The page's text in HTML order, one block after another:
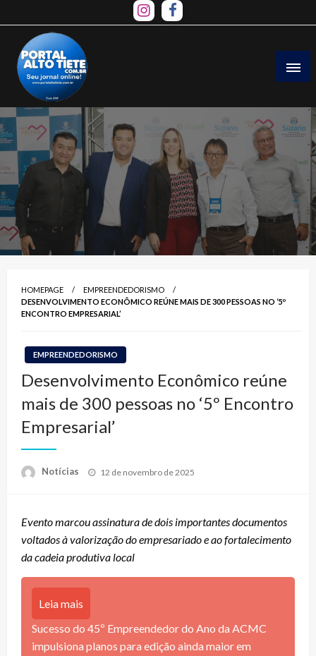
to
content
HOMEPAGE
EMPREENDEDORISMO
DESENVOLVIMENTO ECONÔMICO REÚNE MAIS DE 300 PESSOAS NO ‘5º
ENCONTRO EMPRESARIAL’
EMPREENDEDORISMO
Desenvolvimento Econômico reúne
mais de 300 pessoas no ‘5º Encontro
Empresarial’
Notícias
Posted
12 de novembro de 2025
Evento marcou assinatura de dois importantes documentos
voltados à valorização do empresariado e ao fortalecimento
da cadeia produtiva local
Leia mais
Sucesso do 45º Empreendedor do Ano da ACMC
impulsiona planos para edição ainda maior em